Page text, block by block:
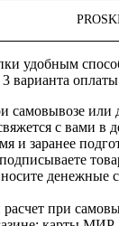
удобным
варианта
самовывозе или
с вами в
и заранее
денежные
при